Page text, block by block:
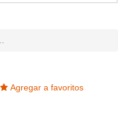
Agregar a favoritos